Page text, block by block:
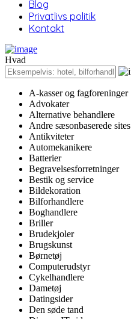
Blog
Privatlivs politik
Kontakt
Hvad
A-kasser og fagforeninger
Advokater
Alternative behandlere
Andre sæsonbaserede sites
Antikviteter
Automekanikere
Batterier
Begravelsesforretninger
Bestik og service
Bildekoration
Bilforhandlere
Boghandlere
Briller
Brudekjoler
Brugskunst
Børnetøj
Computerudstyr
Cykelhandlere
Dametøj
Datingsider
Den søde tand